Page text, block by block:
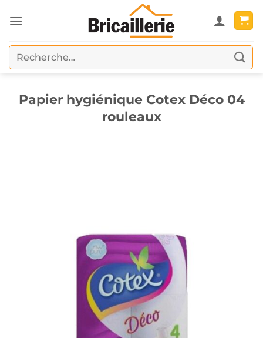
au
Recherche
pour :
Papier hygiénique Cotex Déco 04
rouleaux